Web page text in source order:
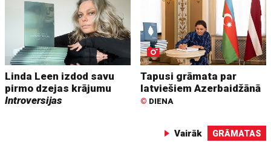
Linda Leen izdod savu
pirmo dzejas krājumu
Introversijas
Tapusi grāmata par
latviešiem Azerbaidžānā
© DIENA
Vairāk GRĀMATAS